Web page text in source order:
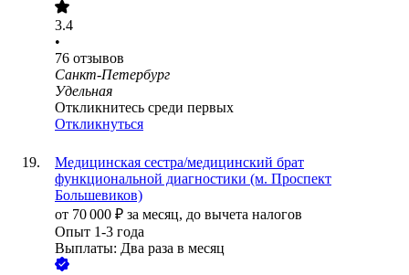
3.4
•
76 отзывов
Санкт-Петербург
Удельная
Откликнитесь среди первых
Откликнуться
Медицинская сестра/медицинский брат
функциональной диагностики (м. Проспект
Большевиков)
от 70 000 ₽ за месяц, до вычета налогов
Опыт 1-3 года
Выплаты: Два раза в месяц